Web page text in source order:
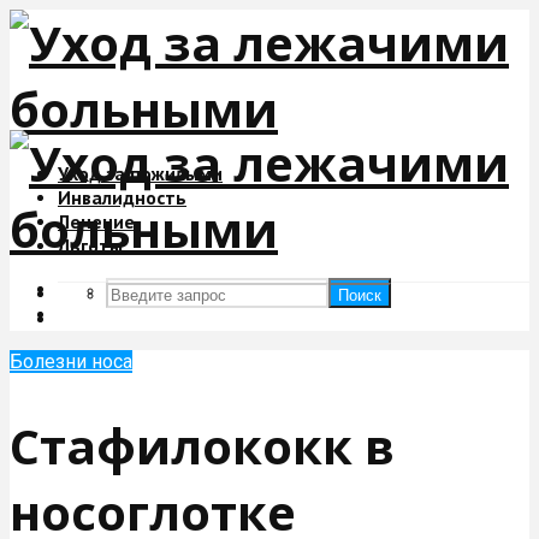
Уход за пожилыми
Инвалидность
Лечение
Льготы
Поиск
Поиск
Болезни носа
Стафилококк в
носоглотке